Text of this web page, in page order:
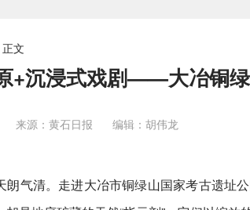
正文
+沉浸式戏剧——大冶铜
来源：​黄石日报 编辑：胡伟龙
朗气清。走进大冶市铜绿山国家考古遗址